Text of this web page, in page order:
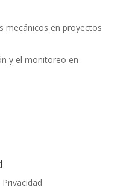
mecánicos en proyectos
y el monitoreo en